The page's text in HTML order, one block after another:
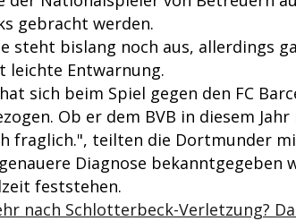
gebracht werden.
steht bislang noch aus, allerdings
leichte Entwarnung.
sich beim Spiel gegen den FC
Ob er dem BVB in diesem
fraglich.", teilten die Dortmunder
Diagnose bekanntgegeben
feststehen.
nach Schlotterbeck-Verletzung?